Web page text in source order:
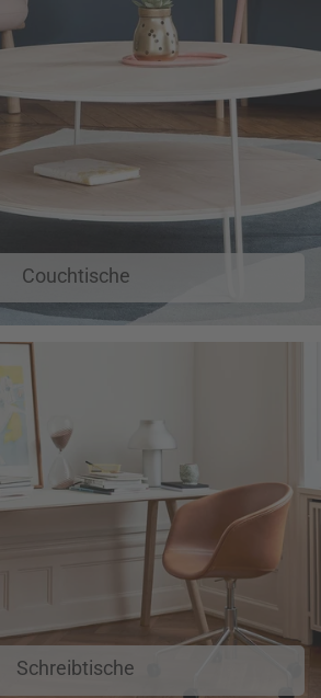
Couchtische
Schreibtische